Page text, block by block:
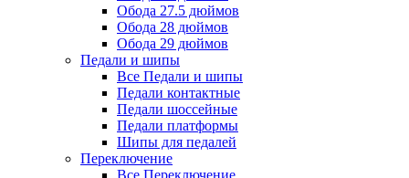
Обода 27.5 дюймов
Обода 28 дюймов
Обода 29 дюймов
Педали и шипы
Все Педали и шипы
Педали контактные
Педали шоссейные
Педали платформы
Шипы для педалей
Переключение
Все Переключение